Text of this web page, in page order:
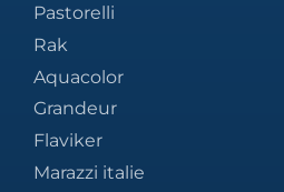
Pastorelli
Rak
Aquacolor
Grandeur
Flaviker
Marazzi italie